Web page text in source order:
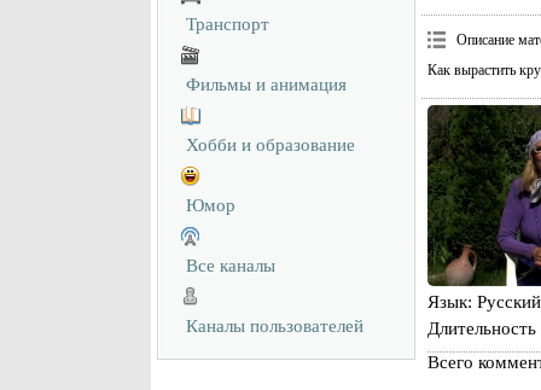
Транспорт
Фильмы и анимация
Хобби и образование
Юмор
Все каналы
Каналы пользователей
Описание
Как вырастить
Язык: Русский
Всего